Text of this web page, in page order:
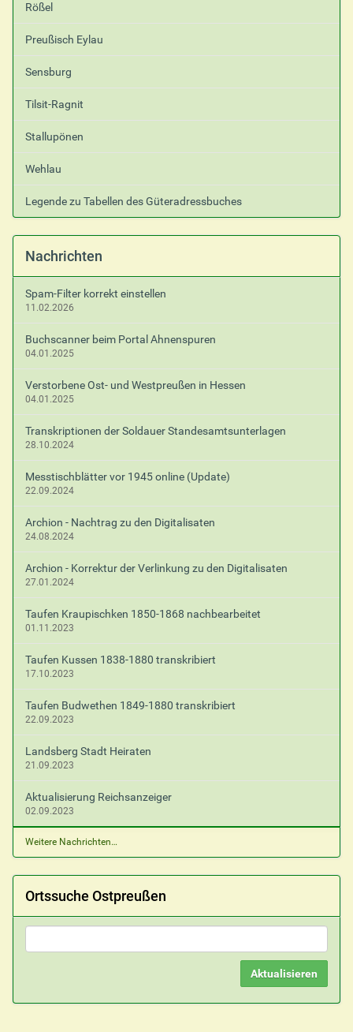
Rößel
Preußisch Eylau
Sensburg
Tilsit-Ragnit
Stallupönen
Wehlau
Legende zu Tabellen des Güteradressbuches
Nachrichten
Spam-Filter korrekt einstellen
11.02.2026
Buchscanner beim Portal Ahnenspuren
04.01.2025
Verstorbene Ost- und Westpreußen in Hessen
04.01.2025
Transkriptionen der Soldauer Standesamtsunterlagen
28.10.2024
Messtischblätter vor 1945 online (Update)
22.09.2024
Archion - Nachtrag zu den Digitalisaten
24.08.2024
Archion - Korrektur der Verlinkung zu den Digitalisaten
27.01.2024
Taufen Kraupischken 1850-1868 nachbearbeitet
01.11.2023
Taufen Kussen 1838-1880 transkribiert
17.10.2023
Taufen Budwethen 1849-1880 transkribiert
22.09.2023
Landsberg Stadt Heiraten
21.09.2023
Aktualisierung Reichsanzeiger
02.09.2023
Weitere Nachrichten…
Ortssuche Ostpreußen